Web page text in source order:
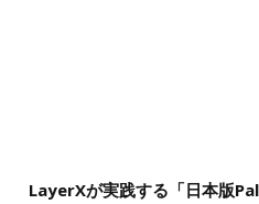
LayerXが実践する「日本版